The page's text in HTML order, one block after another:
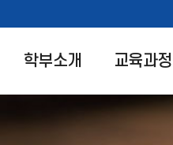
학부소개 교육과정